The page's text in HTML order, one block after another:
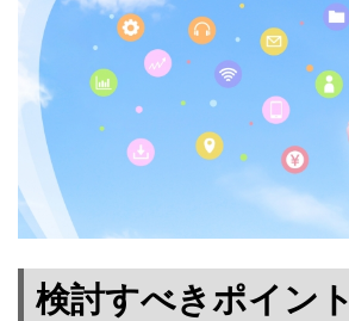
検討すべきポイント